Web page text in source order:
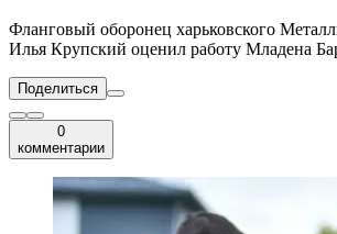
Фланговый оборонец харьковского
Илья Крупский оценил работу Младена
Поделиться
0
комментарии